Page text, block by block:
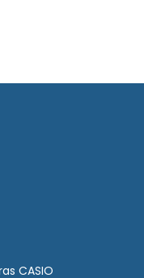
CASIO